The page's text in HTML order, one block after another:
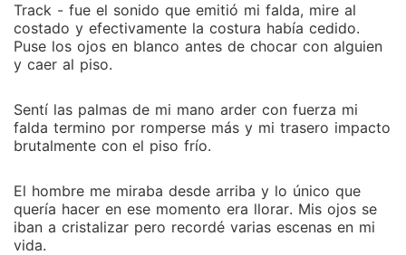
Track - fue el sonido que emitió mi falda, mire al
costado y efectivamente la costura había cedido.
Puse los ojos en blanco antes de chocar con alguien
y caer al piso.
Sentí las palmas de mi mano arder con fuerza mi
falda termino por romperse más y mi trasero impacto
brutalmente con el piso frío.
El hombre me miraba desde arriba y lo único que
quería hacer en ese momento era llorar. Mis ojos se
iban a cristalizar pero recordé varias escenas en mi
vida.